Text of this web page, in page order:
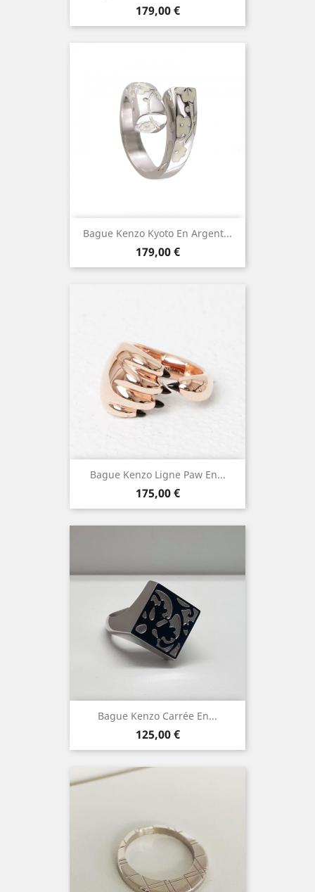
Prix
179,00 €
Bague Kenzo Kyoto En Argent...
Prix
179,00 €
Bague Kenzo Ligne Paw En...
Prix
175,00 €
Bague Kenzo Carrée En...
Prix
125,00 €